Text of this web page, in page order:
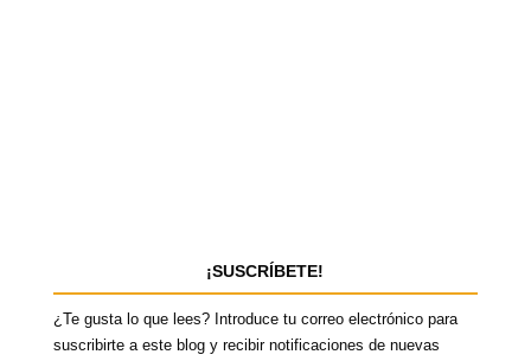
¡SUSCRÍBETE!
¿Te gusta lo que lees? Introduce tu correo electrónico para
suscribirte a este blog y recibir notificaciones de nuevas